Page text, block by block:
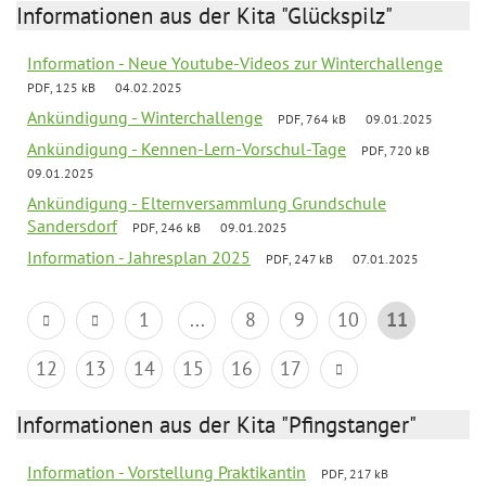
Informationen aus der Kita "Glückspilz"
Information - Neue Youtube-Videos zur Winterchallenge
PDF, 125 kB 04.02.2025
Ankündigung - Winterchallenge PDF, 764 kB 09.01.2025
Ankündigung - Kennen-Lern-Vorschul-Tage
PDF, 720 kB
09.01.2025
Ankündigung - Elternversammlung Grundschule
Sandersdorf
PDF, 246 kB 09.01.2025
Information - Jahresplan 2025 PDF, 247 kB 07.01.2025
1 ... 8 9 10
11
12
13 14 15 16 17
Informationen aus der Kita "Pfingstanger"
Information - Vorstellung Praktikantin PDF, 217 kB